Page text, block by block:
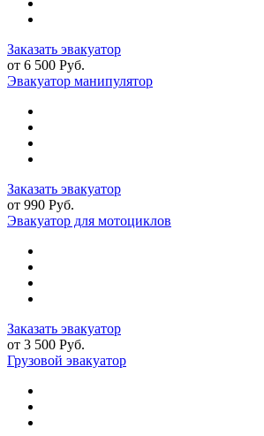
Заказать эвакуатор
от 6 500 Руб.
Эвакуатор манипулятор
Заказать эвакуатор
от 990 Руб.
Эвакуатор для мотоциклов
Заказать эвакуатор
от 3 500 Руб.
Грузовой эвакуатор